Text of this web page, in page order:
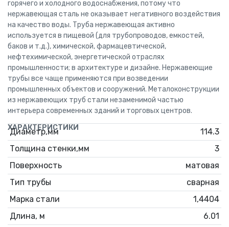
горячего и холодного водоснабжения, потому что
нержавеющая сталь не оказывает негативного воздействия
на качество воды. Труба нержавеющая активно
используется в пищевой (для трубопроводов, емкостей,
баков и т.д.), химической, фармацевтической,
нефтехимической, энергетической отраслях
промышленности; в архитектуре и дизайне. Нержавеющие
трубы все чаще применяются при возведении
промышленных объектов и сооружений. Металоконструкции
из нержавеющих труб стали незаменимой частью
интерьера современных зданий и торговых центров.
ХАРАКТЕРИСТИКИ
Диаметр,мм
114.3
Толщина стенки,мм
3
Поверхность
матовая
Тип трубы
сварная
Марка стали
1,4404
Длина, м
6.01